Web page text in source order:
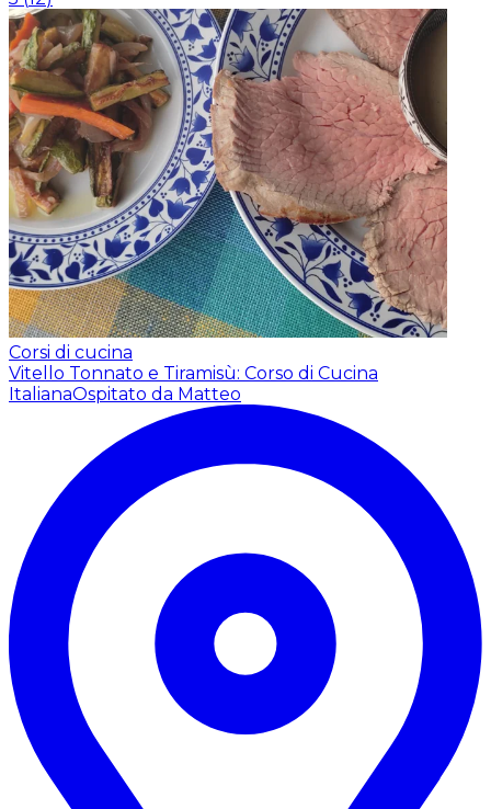
Corsi di cucina
Vitello Tonnato e Tiramisù: Corso di Cucina
ItalianaOspitato da Matteo